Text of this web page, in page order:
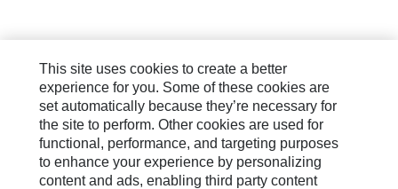
KESINTI SÜRELERI DE DAHIL OLMAK ÜZERE OLASI
ISTENMEYEN SONUÇLARA KARŞI MAKUL ÖNLEMLERI
ALMAK MÜŞTERININ SORUMLULUĞUNDADIR.
MÜŞTERI, CATERPILLAR'IN ÖNCEDEN IZNI OLMADAN
HERHANGI BIR BETA ÜRÜN ÜZERINDE DEĞIŞIKLIK
VEYA ONARIM YAPAMAZ YA DA ÜÇÜNCÜ BIR TARAFIN
BUNLARI YAPMASINA IZIN VEREMEZ.
This site uses cookies to create a better
experience for you. Some of these cookies are
set automatically because they’re necessary for
the site to perform. Other cookies are used for
functional, performance, and targeting purposes
to enhance your experience by personalizing
content and ads, enabling third party content